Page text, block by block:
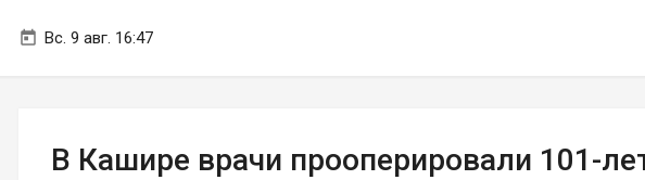
Вс. 9 авг. 16:47
В Кашире врачи прооперировали 101-